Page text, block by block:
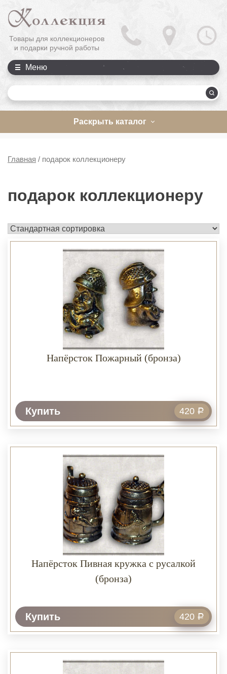
Товары для коллекционеров
и подарки ручной работы
Меню
Раскрыть каталог
Главная / подарок коллекционеру
подарок коллекционеру
Напёрсток Пожарный (бронза)
Купить 420 Р
Напёрсток Пивная кружка с русалкой
(бронза)
Купить 420 Р